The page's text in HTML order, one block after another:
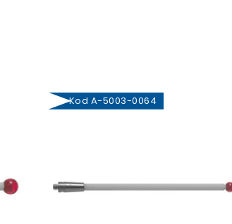
Kod A-5003-0064